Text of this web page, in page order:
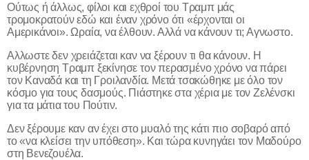
Ούτως ή άλλως, φίλοι και εχθροί του Τραμπ μάς
τρομοκρατούν εδώ και έναν χρόνο ότι «έρχονται οι
Αμερικάνοι». Ωραία, να έλθουν. Αλλά να κάνουν τι; Αγνωστο.
Αλλωστε δεν χρειάζεται καν να ξέρουν τι θα κάνουν. Η
κυβέρνηση Τραμπ ξεκίνησε τον περασμένο χρόνο να πάρει
τον Καναδά και τη Γροιλανδία. Μετά τσακώθηκε με όλο τον
κόσμο για τους δασμούς. Πιάστηκε στα χέρια με τον Ζελένσκι
για τα μάτια του Πούτιν.
Δεν ξέρουμε καν αν έχει στο μυαλό της κάτι πιο σοβαρό από
το «να κλείσει την υπόθεση». Και τώρα κυνηγάει τον Μαδούρο
στη Βενεζουέλα.